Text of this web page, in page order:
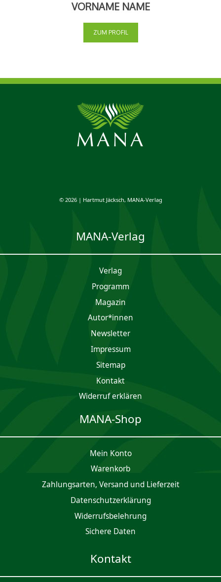
VORNAME NAME
ZUM PROFIL
© 2026 | Hartmut Jäcksch, MANA-Verlag
MANA-Verlag
Verlag
Programm
Magazin
Autor*innen
Newsletter
Impres­sum
Sitemap
Kontakt
Widerruf erklären
MANA-Shop
Mein Konto
Waren­korb
Zahlungsarten, Versand und Lieferzeit
Daten­schutz­er­klärung
Widerrufsbelehrung
Sichere Daten
Kontakt